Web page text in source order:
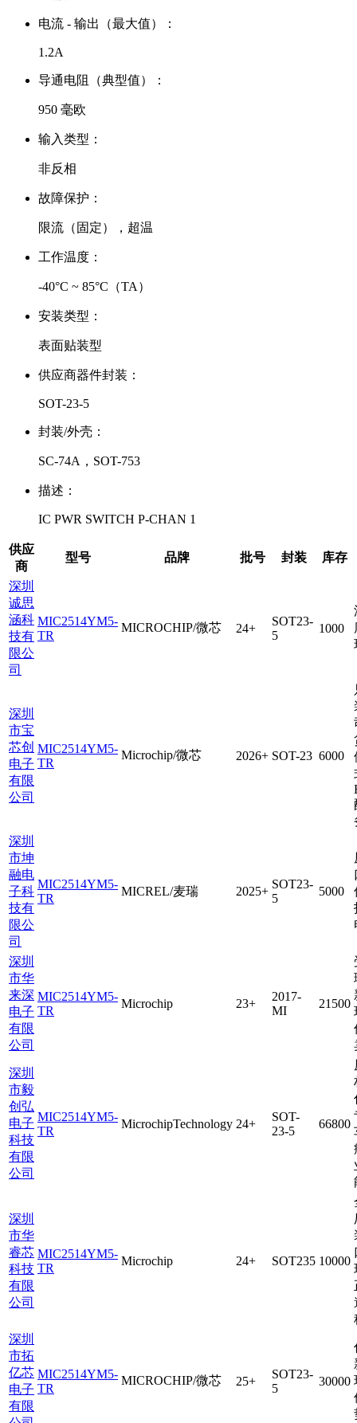
电流 - 输出（最大值）：
1.2A
导通电阻（典型值）：
950 毫欧
输入类型：
非反相
故障保护：
限流（固定），超温
工作温度：
-40°C ~ 85°C（TA）
安装类型：
表面贴装型
供应商器件封装：
SOT-23-5
封装/外壳：
SC-74A，SOT-753
描述：
IC PWR SWITCH P-CHAN 1
供应
商
型号 品牌 批号 封装 库存
深圳
诚思
涵科
技有
限公
司
MIC2514YM5-
TR
MICROCHIP/微芯 24+
SOT23-
5
1000
深圳
市宝
芯创
电子
有限
公司
MIC2514YM5-
TR
Microchip/微芯 2026+ SOT-23 6000
深圳
市坤
融电
子科
技有
限公
司
MIC2514YM5-
TR
MICREL/麦瑞 2025+
SOT23-
5
5000
深圳
市华
来深
电子
有限
公司
MIC2514YM5-
TR
Microchip 23+
2017-
MI
21500
深圳
市毅
创弘
电子
科技
有限
公司
MIC2514YM5-
TR
MicrochipTechnology 24+
SOT-
23-5
66800
深圳
市华
睿芯
科技
有限
公司
MIC2514YM5-
TR
Microchip 24+ SOT235 10000
深圳
市拓
亿芯
电子
有限
MIC2514YM5-
TR
MICROCHIP/微芯 25+
SOT23-
5
30000